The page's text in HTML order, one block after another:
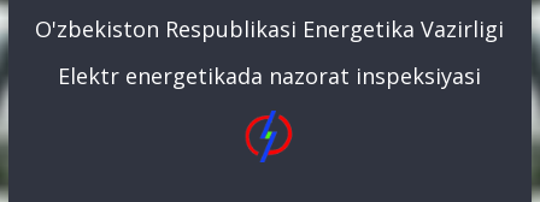
O'zbekiston Respublikasi Energetika Vazirligi
Elektr energetikada nazorat inspeksiyasi